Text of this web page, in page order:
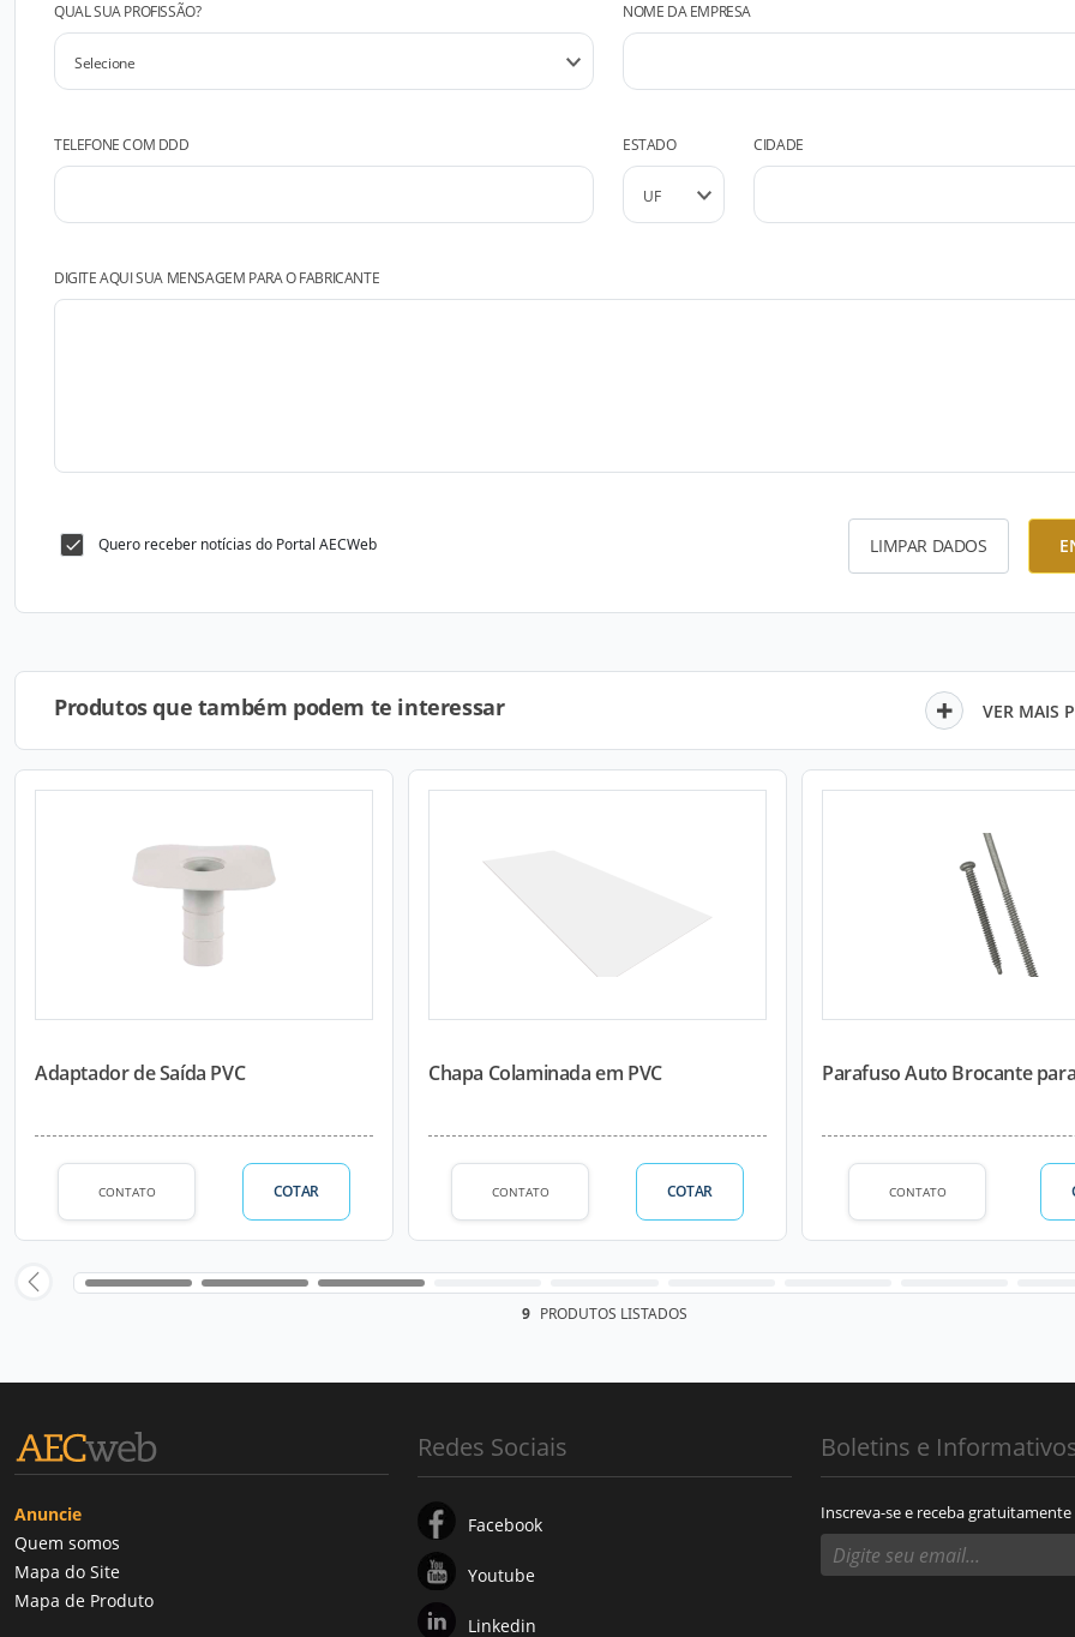
QUAL SUA PROFISSÃO? NOME DA EMPRESA
TELEFONE COM DDD ESTADO CIDADE
DIGITE AQUI SUA MENSAGEM PARA O FABRICANTE
Quero receber notícias do Portal AECWeb LIMPAR DADOS
Produtos que também podem te interessar VER MAIS
Adaptador de Saída PVC
CONTATO COTAR
Chapa Colaminada em PVC
CONTATO COTAR
Parafuso Auto Brocante para
CONTATO
9 PRODUTOS LISTADOS
Anuncie
Quem somos
Mapa do Site
Mapa de Produto
Redes Sociais
Facebook
Youtube
Linkedin
Boletins e
Inscreva-se e receba gratuitamente